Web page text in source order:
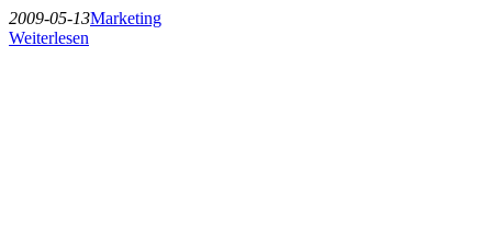
2009-05-13Marketing
Weiterlesen